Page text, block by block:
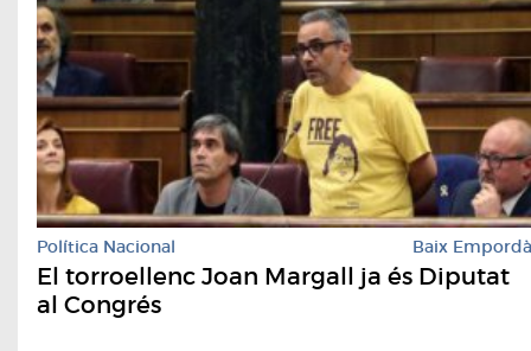
Política Nacional Baix Empordà
El torroellenc Joan Margall ja és Diputat
al Congrés